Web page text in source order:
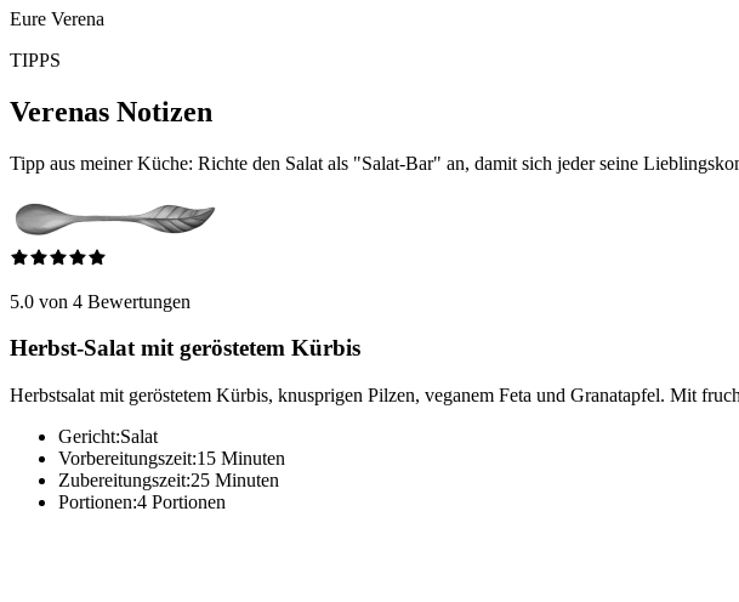
Eure Verena
TIPPS
Verenas Notizen
Tipp aus meiner Küche: Richte den Salat als "Salat-Bar" an, damit sich jeder seine
5.0 von 4 Bewertungen
Herbst-Salat mit geröstetem Kürbis
Herbstsalat mit geröstetem Kürbis, knusprigen Pilzen, veganem Feta und Granatapfel. Mit
Gericht:Salat
Vorbereitungszeit:15 Minuten
Zubereitungszeit:25 Minuten
Portionen:4 Portionen